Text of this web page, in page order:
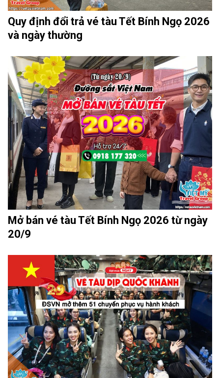
Quy định đổi trả vé tàu Tết Bính Ngọ 2026
và ngày thường
Mở bán vé tàu Tết Bính Ngọ 2026 từ ngày
20/9